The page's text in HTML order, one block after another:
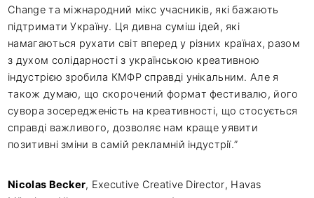
Change та міжнародний мікс учасників, які бажають
підтримати Україну. Ця дивна суміш ідей, які
намагаються рухати світ вперед у різних країнах, разом
з духом солідарності з українською креативною
індустрією зробила КМФР справді унікальним. Але я
також думаю, що скорочений формат фестивалю, його
сувора зосередженість на креативності, що стосується
справді важливого, дозволяє нам краще уявити
позитивні зміни в самій рекламній індустрії.”
Nicolas Becker, Executive Creative Director, Havas